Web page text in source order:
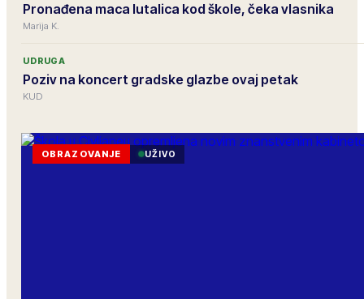
Pronađena maca lutalica kod škole, čeka vlasnika
Marija K.
UDRUGA
Poziv na koncert gradske glazbe ovaj petak
KUD
OBRAZOVANJE UŽIVO